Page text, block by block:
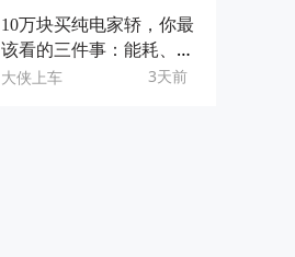
10万块买纯电家轿，你最
该看的三件事：能耗、空
间、安全感
大侠上车 3天前